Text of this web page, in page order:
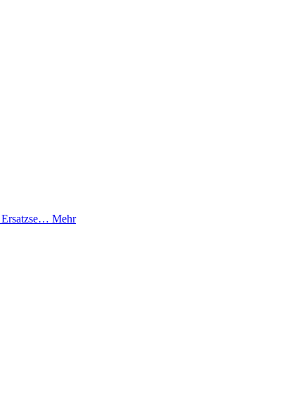
Ersatzse… Mehr